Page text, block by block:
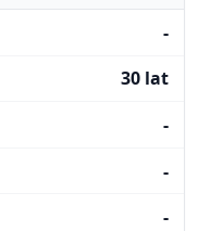
-
30 lat
-
-
-